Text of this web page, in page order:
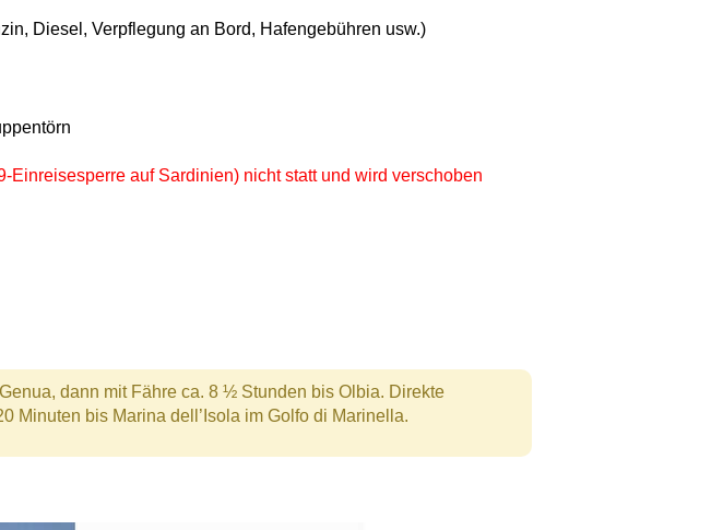
Diesel, Verpflegung an Bord, Hafengebühren usw.)
Einreisesperre auf Sardinien) nicht statt und wird verschoben
dann mit Fähre ca. 8 ½ Stunden bis Olbia. Direkte
Minuten bis Marina dell’Isola im Golfo di Marinella.